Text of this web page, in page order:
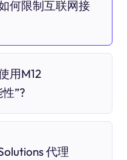
何限制互联网接
用M12
”?
代理